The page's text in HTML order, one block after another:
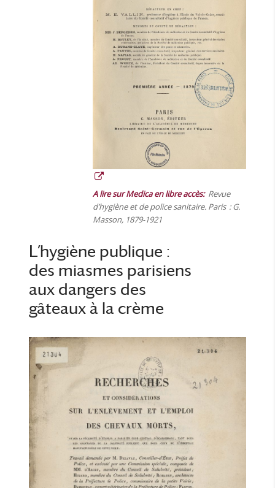
A lire sur Medica en libre accès: Revue
d’hygiène et de police sanitaire. Paris : G.
Masson, 1879-1921
L’hygiène publique :
des miasmes parisiens
aux dangers des
gâteaux à la crème